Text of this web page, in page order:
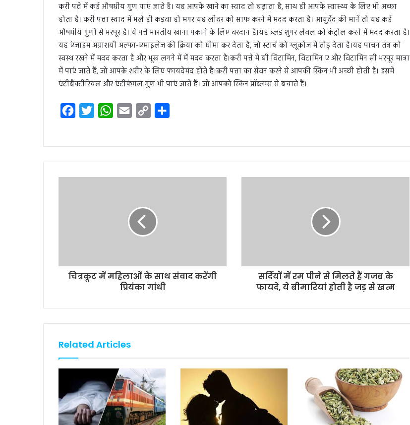
करी पत्ते में कई औषधीय गुण पाएं जाते हैं। यह आपके खाने का स्वाद तो बढ़ाता है, साथ ही आपके स्वास्थ्य के लिए भी अच्छा
होता है। करी पत्ता स्वाद में भले ही कड़वा हो मगर यह लीवर को साफ करने में मदद करता है। आयुर्वेद की मानें तो यह कई
औषधीय गुणों से भरपूर है। ये पत्ते भारतीय खाना पकाने के लिए वरदान हैं।यह ब्लड शुगर लेवल को कंट्रोल करने में मदद करता है।
यह एंजाइम अग्नाशयी अल्फा-एमाइलेज की क्रिया को धीमा कर देता है, जो स्टार्च को ग्लूकोज में तोड़ देता है।यह पाचन तंत्र को
स्वस्थ रखने में मदद करता है और भूख लगने में में मदद करता है।करी पत्ते में बी विटामिन, विटामिन ए और विटामिन सी भरपूर मात्रा
में पाएं जाते हैं, जो आपके शरीर के लिए फायदेमंद होते है।करी पत्ता का सेवन करने से आपकी स्किन भी अच्छी होती है। इसमें
एंटीबैक्टीरियल और एंटीफंगल गुण भी पाएं जाते हैं। जो आपको स्किन प्रॉब्लम्स से बचाते हैं।
W
k
चित्रकूट में महिलाओं के साथ संवाद करेंगी
प्रियंका गांधी
सर्दियों में रम पीने से मिलते हैं गजब के
फायदे, ये बीमारियां होती है जड़ से खत्म
Related Articles